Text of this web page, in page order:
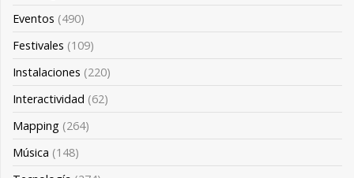
Eventos (490)
Festivales (109)
Instalaciones (220)
Interactividad (62)
Mapping (264)
Música (148)